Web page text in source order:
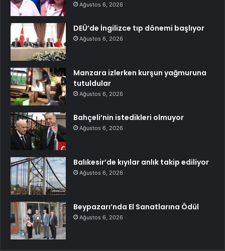
Ağustos 6, 2026
DEÜ’de İngilizce tıp dönemi başlıyor
Ağustos 6, 2026
Manzara izlerken kurşun yağmuruna
tutuldular
Ağustos 6, 2026
Bahçeli’nin istedikleri olmuyor
Ağustos 6, 2026
Balıkesir’de kıyılar anlık takip ediliyor
Ağustos 6, 2026
Beypazarı’nda El Sanatlarına Ödül
Ağustos 6, 2026